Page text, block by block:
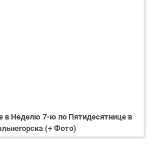
в Неделю 7-ю по Пятидесятнице в
(+ Фото)